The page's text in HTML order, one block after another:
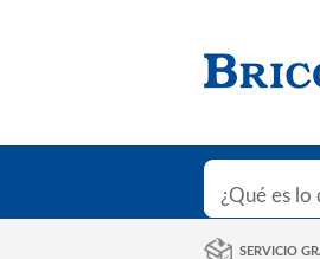
SERVICIO